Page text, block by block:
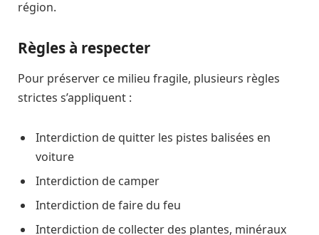
région.
Règles à respecter
Pour préserver ce milieu fragile, plusieurs règles
strictes s’appliquent :
Interdiction de quitter les pistes balisées en
voiture
Interdiction de camper
Interdiction de faire du feu
Interdiction de collecter des plantes, minéraux